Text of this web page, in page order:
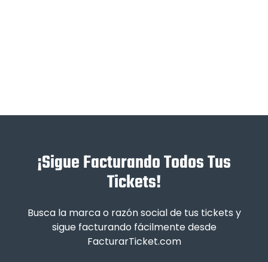
¡Sigue Facturando Todos Tus
Tickets!
Busca la marca o razón social de tus tickets y
sigue facturando fácilmente desde
FacturarTicket.com